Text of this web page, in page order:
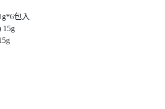
包入
15g